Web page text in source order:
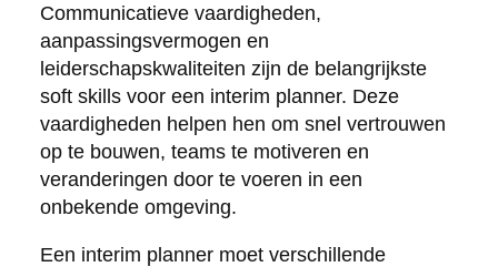
Communicatieve vaardigheden,
aanpassingsvermogen en
leiderschapskwaliteiten zijn de belangrijkste
soft skills voor een interim planner. Deze
vaardigheden helpen hen om snel vertrouwen
op te bouwen, teams te motiveren en
veranderingen door te voeren in een
onbekende omgeving.
Een interim planner moet verschillende